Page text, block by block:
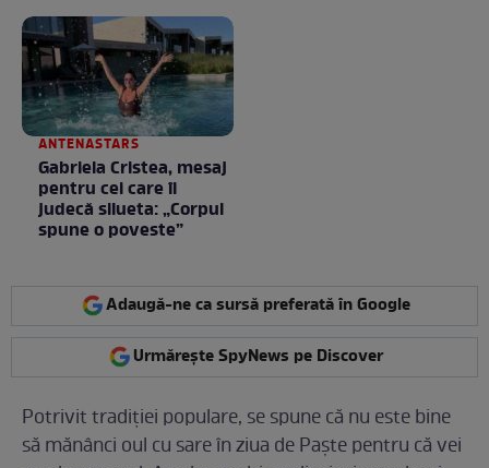
ANTENASTARS
Gabriela Cristea, mesaj
pentru cei care îi
judecă silueta: „Corpul
spune o poveste”
Adaugă-ne ca sursă preferată în Google
Urmărește SpyNews pe Discover
Potrivit tradiției populare, se spune că nu este bine
să mănânci oul cu sare în ziua de Paște pentru că vei